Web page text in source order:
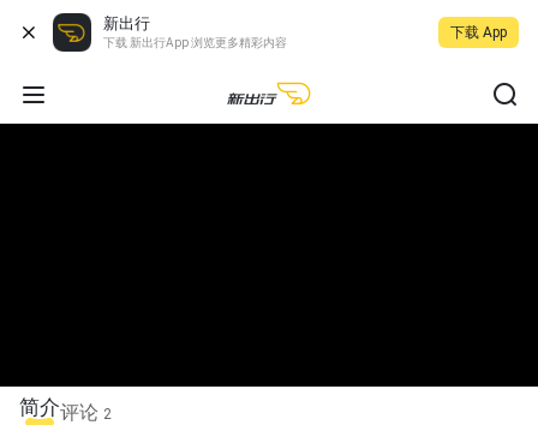
新出行
下载 新出行App 浏览更多精彩内容
下载 App
简介评论 2